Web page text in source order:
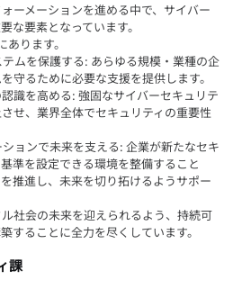
ーメーションを進める中で、サイバー
な要素となっています。
ります。
ムを保護する: あらゆる規模・業種の企
守るために必要な支援を提供します。
識を高める: 強固なサイバーセキュリテ
せ、業界全体でセキュリティの重要性
ョンで未来を支える: 企業が新たなセキ
準を設定できる環境を整備すること
推進し、未来を切り拓けるようサポー
社会の未来を迎えられるよう、持続可
することに全力を尽くしています。
課